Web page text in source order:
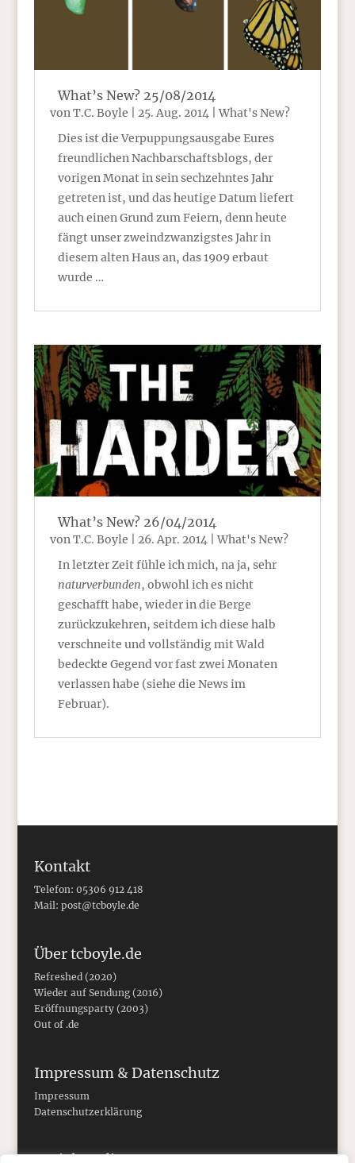
What’s New? 25/08/2014
vonT.C. Boyle 25. Aug. 2014|What's New?
Dies ist die Verpuppungsausgabe Eures
freundlichen Nachbarschaftsblogs, der
vorigen Monat in sein sechzehntes Jahr
getreten ist, und das heutige Datum liefert
auch einen Grund zum Feiern, denn heute
fängt unser zweindzwanzigstes Jahr in
diesem alten Haus an, das 1909 erbaut
wurde …
What’s New? 26/04/2014
vonT.C. Boyle 26. Apr. 2014|What's New?
In letzter Zeit fühle ich mich, na ja, sehr
naturverbunden, obwohl ich es nicht
geschafft habe, wieder in die Berge
zurückzukehren, seitdem ich diese halb
verschneite und vollständig mit Wald
bedeckte Gegend vor fast zwei Monaten
verlassen habe (siehe die News im
Februar).
Kontakt
Telefon: 05306 912 418
Mail: post@tcboyle.de
Über tcboyle.de
Refreshed (2020)
Wieder auf Sendung (2016)
Eröffnungsparty (2003)
Out of .de
Impressum & Datenschutz
Impressum
Datenschutzerklärung